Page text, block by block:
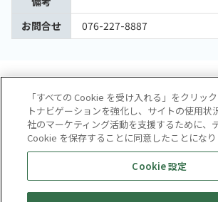
お問合せ
076-227-8887
会社概要
サイト
お問い合わせ
個人情報保
株式会社テイツー
「すべての Cookie を受け入れる」をクリッ
トナビゲーションを強化し、サイトの使用状
社のマーケティング活動を支援するために、
Cookie を保存することに同意したことになり
Cookie 設定